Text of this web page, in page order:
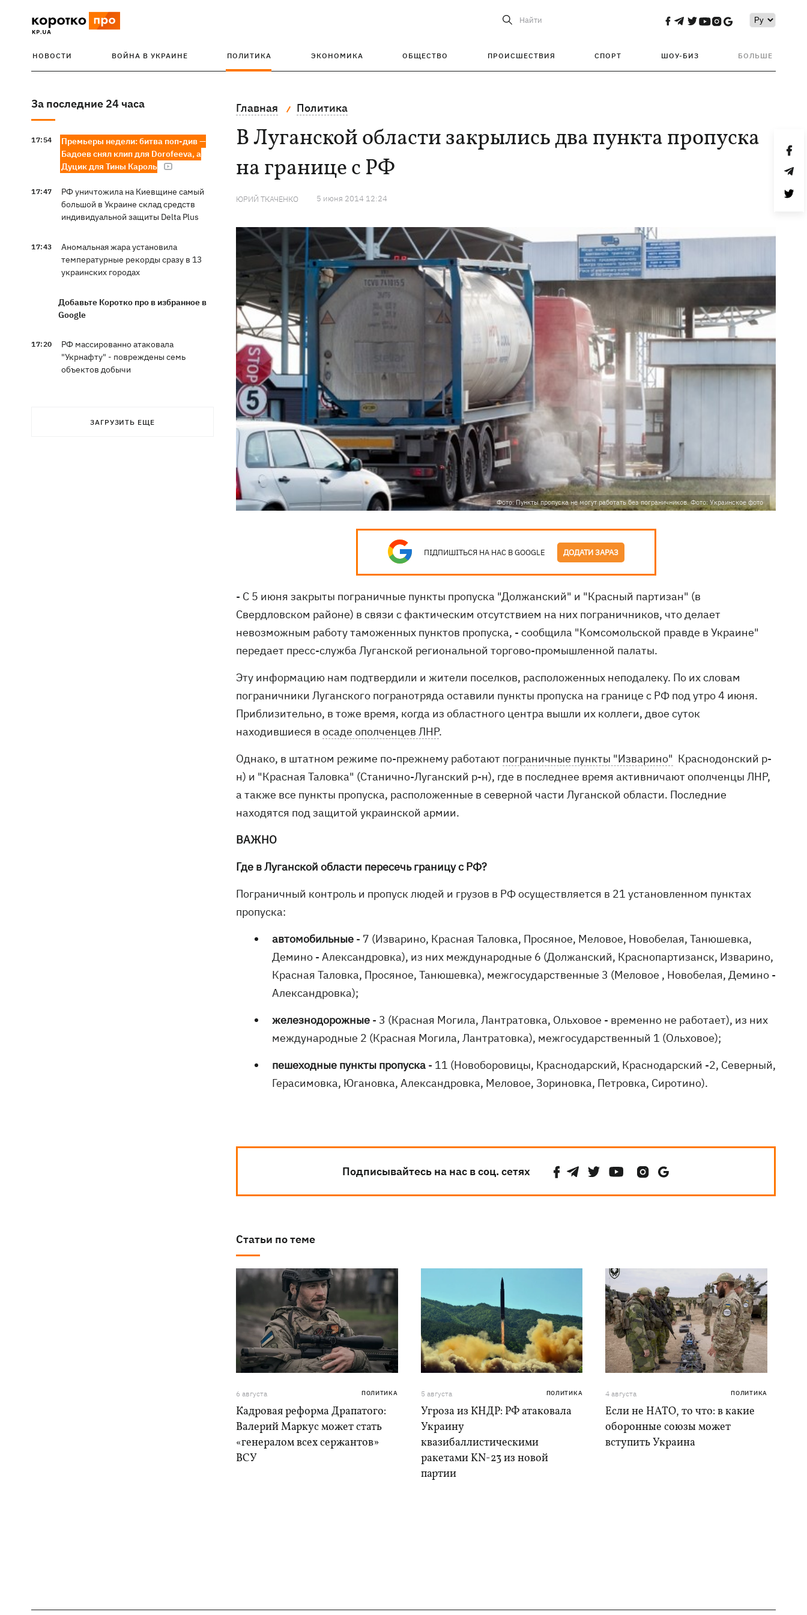
Найти
НОВОСТИ ВОЙНА В УКРАИНЕ ПОЛИТИКА ЭКОНОМИКА ОБЩЕСТВО ПРОИСШЕСТВИЯ СПОРТ ШОУ-БИЗ БОЛЬШЕ
За последние 24 часа
17:54
Премьеры недели: битва поп-див —
Бадоев снял клип для Dorofeeva, а
Дуцик для Тины Кароль
17:47
РФ уничтожила на Киевщине самый
большой в Украине склад средств
индивидуальной защиты Delta Plus
17:43
Аномальная жара установила
температурные рекорды сразу в 13
украинских городах
Добавьте Коротко про в избранное в
Google
17:20
РФ массированно атаковала
"Укрнафту" - повреждены семь
объектов добычи
поля голубики
ЗАГРУЗИТЬ ЕЩЕ
Главная Политика
В Луганской области закрылись два пункта пропуска
на границе с РФ
ЮРИЙ ТКАЧЕНКО 5 июня 2014 12:24
Фото: Пункты пропуска не могут работать без пограничников. Фото: Украинское фото
ПІДПИШІТЬСЯ НА НАС В GOOGLE ДОДАТИ ЗАРАЗ
- С 5 июня закрыты пограничные пункты пропуска "Должанский" и "Красный партизан" (в
Свердловском районе) в связи с фактическим отсутствием на них пограничников, что делает
невозможным работу таможенных пунктов пропуска, - сообщила "Комсомольской правде в Украине"
передает пресс-служба Луганской региональной торгово-промышленной палаты.
Эту информацию нам подтвердили и жители поселков, расположенных неподалеку. По их словам
пограничники Луганского погранотряда оставили пункты пропуска на границе с РФ под утро 4 июня.
Приблизительно, в тоже время, когда из областного центра вышли их коллеги, двое суток
находившиеся в осаде ополченцев ЛНР.
Однако, в штатном режиме по-прежнему работают пограничные пункты "Изварино" Краснодонский р-
н) и "Красная Таловка" (Станично-Луганский р-н), где в последнее время активничают ополченцы ЛНР,
а также все пункты пропуска, расположенные в северной части Луганской области. Последние
находятся под защитой украинской армии.
ВАЖНО
Где в Луганской области пересечь границу с РФ?
Пограничный контроль и пропуск людей и грузов в РФ осуществляется в 21 установленном пунктах
пропуска:
автомобильные - 7 (Изварино, Красная Таловка, Просяное, Меловое, Новобелая, Танюшевка,
Демино - Александровка), из них международные 6 (Должанский, Краснопартизанск, Изварино,
Красная Таловка, Просяное, Танюшевка), межгосударственные 3 (Меловое , Новобелая, Демино -
Александровка);
железнодорожные - 3 (Красная Могила, Лантратовка, Ольховое - временно не работает), из них
международные 2 (Красная Могила, Лантратовка), межгосударственный 1 (Ольховое);
пешеходные пункты пропуска - 11 (Новоборовицы, Краснодарский, Краснодарский -2, Северный,
Герасимовка, Югановка, Александровка, Меловое, Зориновка, Петровка, Сиротино).
Подписывайтесь на нас в соц. сетях
Статьи по теме
6 августа ПОЛИТИКА
Кадровая реформа Драпатого:
Валерий Маркус может стать
«генералом всех сержантов»
ВСУ
5 августа ПОЛИТИКА
Угроза из КНДР: РФ атаковала
Украину
квазибаллистическими
ракетами KN-23 из новой
партии
4 августа ПОЛИТИКА
Если не НАТО, то что: в какие
оборонные союзы может
вступить Украина